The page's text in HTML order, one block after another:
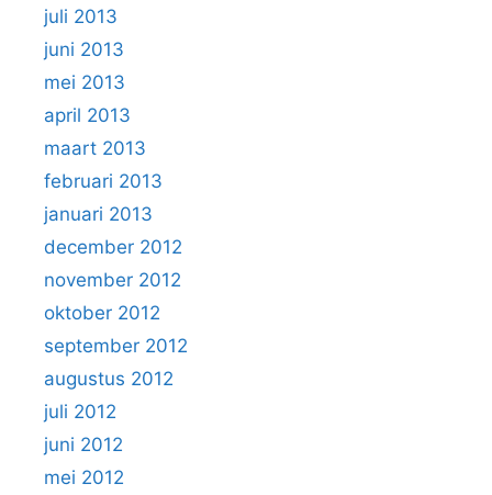
juli 2013
juni 2013
mei 2013
april 2013
maart 2013
februari 2013
januari 2013
december 2012
november 2012
oktober 2012
september 2012
augustus 2012
juli 2012
juni 2012
mei 2012